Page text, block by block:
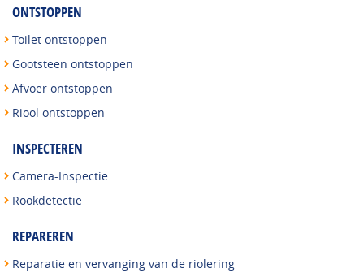
ONTSTOPPEN
Toilet ontstoppen
Gootsteen ontstoppen
Afvoer ontstoppen
Riool ontstoppen
INSPECTEREN
Camera-Inspectie
Rookdetectie
REPAREREN
Reparatie en vervanging van de riolering